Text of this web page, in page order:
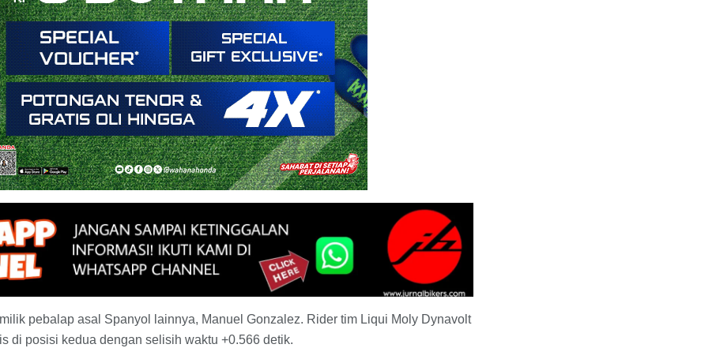
pebalap asal Spanyol lainnya, Manuel Gonzalez. Rider tim Liqui Moly Dynavolt
di posisi kedua dengan selisih waktu +0.566 detik.